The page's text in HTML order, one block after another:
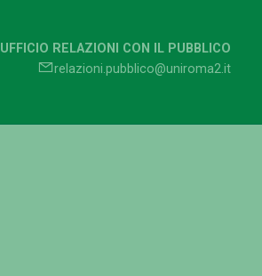
UFFICIO RELAZIONI CON IL PUBBLICO
relazioni.pubblico@uniroma2.it